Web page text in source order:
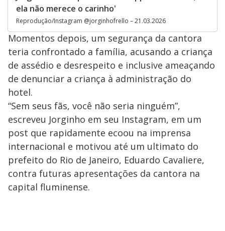
ela não merece o carinho'
Reprodução/Instagram @jorginhofrello – 21.03.2026
Momentos depois, um segurança da cantora
teria confrontado a família, acusando a criança
de assédio e desrespeito e inclusive ameaçando
de denunciar a criança à administração do
hotel.
“Sem seus fãs, você não seria ninguém”,
escreveu Jorginho em seu Instagram, em um
post que rapidamente ecoou na imprensa
internacional e motivou até um ultimato do
prefeito do Rio de Janeiro, Eduardo Cavaliere,
contra futuras apresentações da cantora na
capital fluminense.